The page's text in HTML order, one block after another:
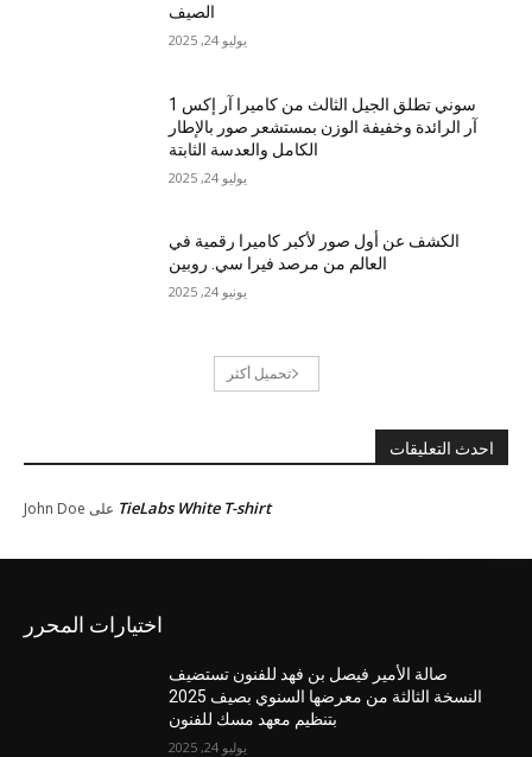
الصيف
يوليو 24, 2025
سوني تطلق الجيل الثالث من كاميرا آر إكس 1
آر الرائدة وخفيفة الوزن بمستشعر صور بالإطار
الكامل والعدسة الثابتة
يوليو 24, 2025
الكشف عن أول صور لأكبر كاميرا رقمية في
العالم من مرصد فيرا سي. روبين
يونيو 24, 2025
تحميل أكثر
احدث التعليقات
John Doe TieLabs White T-shirt
اختيارات المحرر
صالة الأمير فيصل بن فهد للفنون تستضيف
النسخة الثالثة من معرضها السنوي بصيف 2025
بتنظيم معهد مسك للفنون
يوليو 24, 2025